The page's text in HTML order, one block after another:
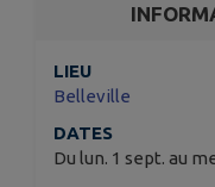
LIEU
Belleville
DATES
Du lun. 1 sept. au